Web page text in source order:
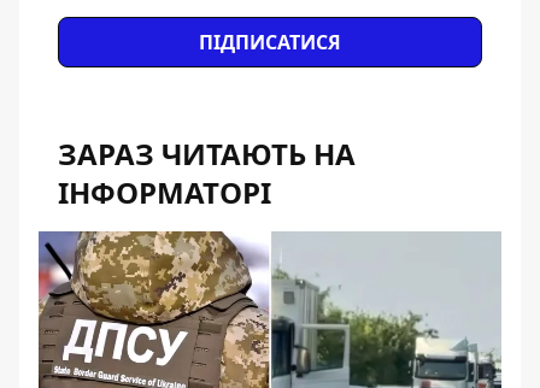
ПІДПИСАТИСЯ
ЗАРАЗ ЧИТАЮТЬ НА
ІНФОРМАТОРІ